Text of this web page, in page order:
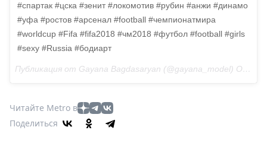
#спартак #цска #зенит #локомотив #рубин #анжи #динамо
#уфа #ростов #арсенал #football #чемпионатмира
#worldcup #Fifa #fifa2018 #чм2018 #футбол #football #girls
#sexy #Russia #бодиарт
Публикация от Gayana Bagdasaryan (@gayana_model) Окт 14 2017 в 9:48 PDT
Читайте Metro в
Поделиться